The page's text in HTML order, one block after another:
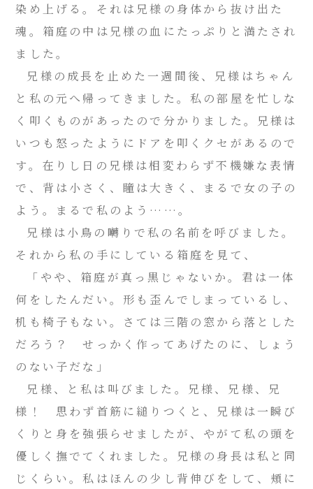
染め上げる。それは兄様の身体から抜け出た
魂。箱庭の中は兄様の血にたっぷりと満たされ
ました。
兄様の成長を止めた一週間後、兄様はちゃん
と私の元へ帰ってきました。私の部屋を忙しな
く叩くものがあったので分かりました。兄様は
いつも怒ったようにドアを叩くクセがあるので
す。在りし日の兄様は相変わらず不機嫌な表情
で、背は小さく、瞳は大きく、まるで女の子の
よう。まるで私のよう……。
兄様は小鳥の囀りで私の名前を呼びました。
それから私の手にしている箱庭を見て、
「やや、箱庭が真っ黒じゃないか。君は一体
何をしたんだい。形も歪んでしまっているし、
机も椅子もない。さては三階の窓から落とした
だろう？ せっかく作ってあげたのに、しょう
のない子だな」
兄様、と私は叫びました。兄様、兄様、兄
様！ 思わず首筋に縋りつくと、兄様は一瞬び
くりと身を強張らせましたが、やがて私の頭を
優しく撫でてくれました。兄様の身長は私と同
じくらい。私はほんの少し背伸びをして、頬に